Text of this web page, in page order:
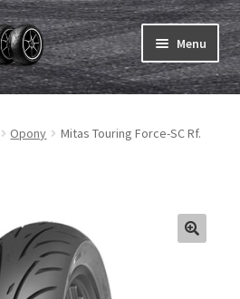
Menu
Rozwiń
Rozwiń
Opony
Mitas Touring Force-SC Rf.